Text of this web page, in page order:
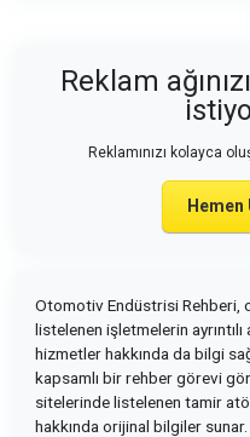
Reklam
Reklamınızı kolayca
Otomotiv Endüstrisi
listelenen işletmelerin ayrıntılı
hizmetler hakkında da bilgi
kapsamlı bir rehber görevi
sitelerinde listelenen tamir
hakkında orijinal bilgiler